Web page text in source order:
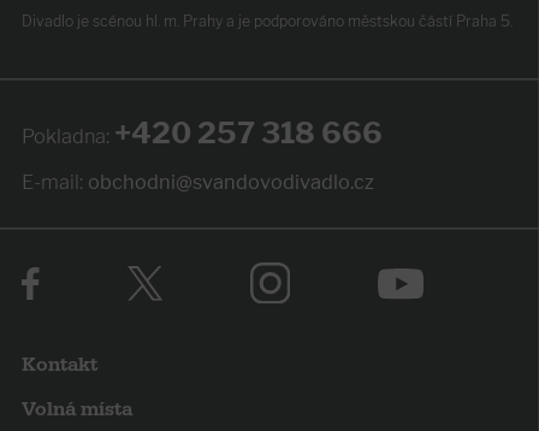
Divadlo je scénou hl. m. Prahy a je podporováno městskou částí Praha 5.
Pokladna: +420 257 318 666
E-mail: obchodni@svandovodivadlo.cz
Kontakt
Volná místa